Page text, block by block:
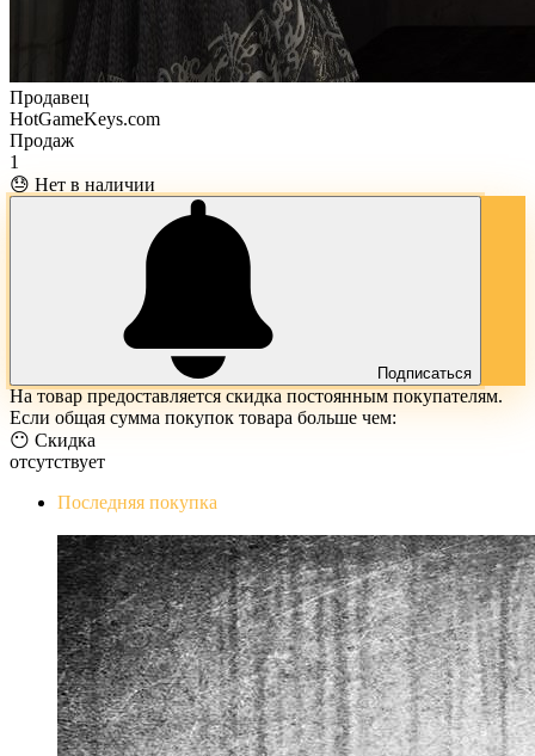
Продавец
HotGameKeys.com
Продаж
1
😓 Нет в наличии
Подписаться
На товар предоставляется скидка постоянным покупателям.
Если общая сумма покупок товара больше чем:
😶 Скидка
отсутствует
Последняя покупка